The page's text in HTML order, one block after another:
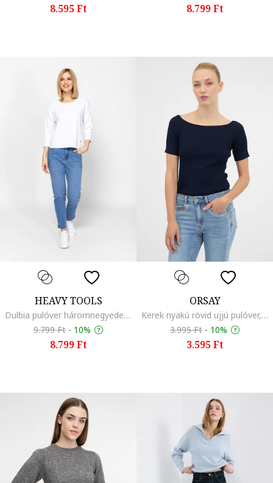
8.595 Ft 8.799 Ft
HEAVY TOOLS
Dulbia pulóver háromnegyedes ujjakkal, Fehér
9.799 Ft - 10%
8.799 Ft
ORSAY
Kerek nyakú rövid ujjú pulóver, Tengerészkék
3.995 Ft - 10%
3.595 Ft